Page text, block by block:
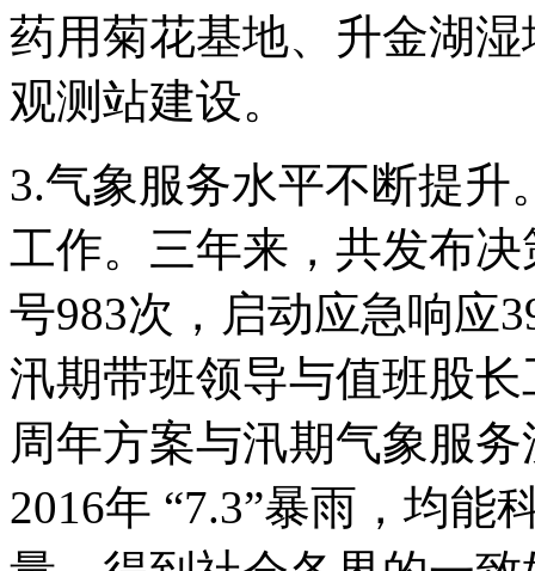
药用菊花基地、升金湖
观测站建设。
3.气象服务水平不断提
工作。三年来，共发布
号983次，启动应急响应
汛期带班领导与值班股
周年方案与汛期气象服务
2016年 “7.3”暴雨，均能